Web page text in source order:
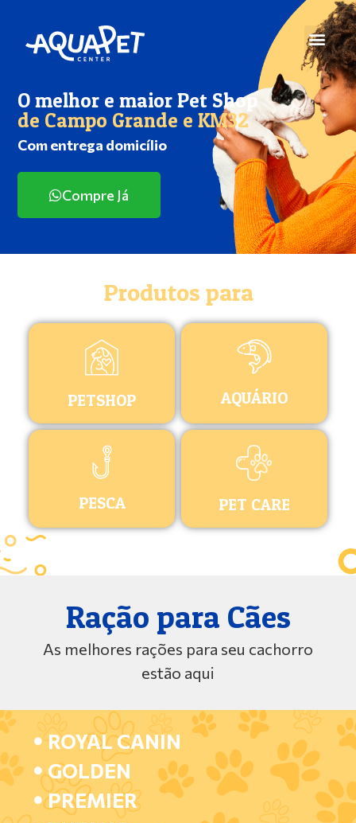
O melhor e maior Pet Shop
de Campo Grande e KM32
Com entrega domicílio
Compre Já
Produtos para
PETSHOP AQUÁRIO
PESCA PET CARE
Ração para Cães
As melhores rações para seu cachorro
estão aqui
ROYAL CANIN
GOLDEN
PREMIER